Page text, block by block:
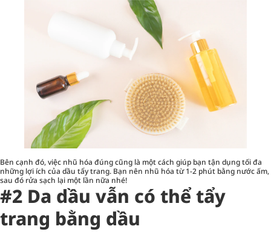
Bên cạnh đó, việc nhũ hóa đúng cũng là một cách giúp bạn tận dụng tối đa
những lợi ích của dầu tẩy trang. Bạn nên nhũ hóa từ 1-2 phút bằng nước ấm,
sau đó rửa sạch lại một lần nữa nhé!
#2 Da dầu vẫn có thể tẩy
trang bằng dầu